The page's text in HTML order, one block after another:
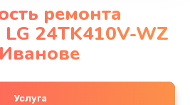
ремонта
LG 24TK410V-WZ
Услуга